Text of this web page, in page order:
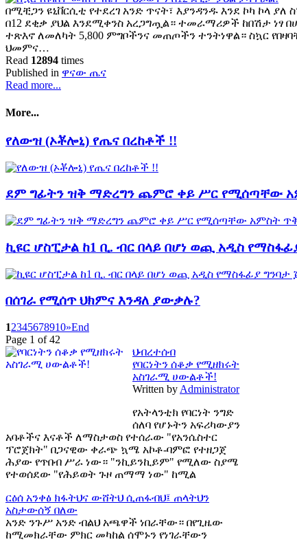
በሚቺጋን ዩኒቨርሲቲ የተደረገ አንድ ጥናት፣ እያንዳንዱ እንደ ኮካ ኮላ
በ12 ደቂቃ ያህል እንደሚቀንስ አረጋግጧል። ተመራማሪዎች ከበሽታ ነፃ
ተጽእኖ ለመለካት 5,800 ምግቦችንና መጠጦችን ተንትነዋል። ስኳር
ህመምና…
Read 12894 times
Published in ዋናው ጤና
Read more...
More...
የለውዝ (ኦቾሎኒ) የጤና በረከቶች !!
ደም ግፊትን ዝቅ ማድረግን ጨምሮ ቀይ ሥር የሚሰጣቸው
ኪዩር ሆስፒታል ከ1 ቢ. ብር በላይ በሆነ ወጪ አዲስ
በሰገራ የሚሰጥ ህክምና እንዳለ ያውቃሉ?
12345678910»End
Page 1 of 42
ህብረተሰብ
የባርነትን ሰቆቃ የሚዘክሩት
አስገራሚ ሀውልቶች!
Written by Administrator
የአትላንቲክ የባርነት ንግድ
ሰለባ የሆኑትን አፍሪካውያን
አባቶችና እናቶች ለማስታወስ የተሰራው "የአንሴስተር
ፕሮጀክት" በጋናዊው ቀራጭ ኳሜ አኮቶ-ባምፎ የተዘጋጀ
ሕያው የጥበብ ሥራ ነው። "ንኪይንኪይም" የሚለው ስያሜ
የተወሰደው "የሕይወት ጉዞ ጠማማ ነው" ከሚል
ርዕሰ አንቀፅ ክፋትህና ውሸትህ ሲጠፋብህ፤ ጠላትህን
አስታውሰኝ በለው
አንድ ንጉሥ አንድ ብልህ አጫዋች ነበራቸው። በየጊዜው
ከሚመክራቸው ምክር መካከል ሰሞኑን የነገራቸውን